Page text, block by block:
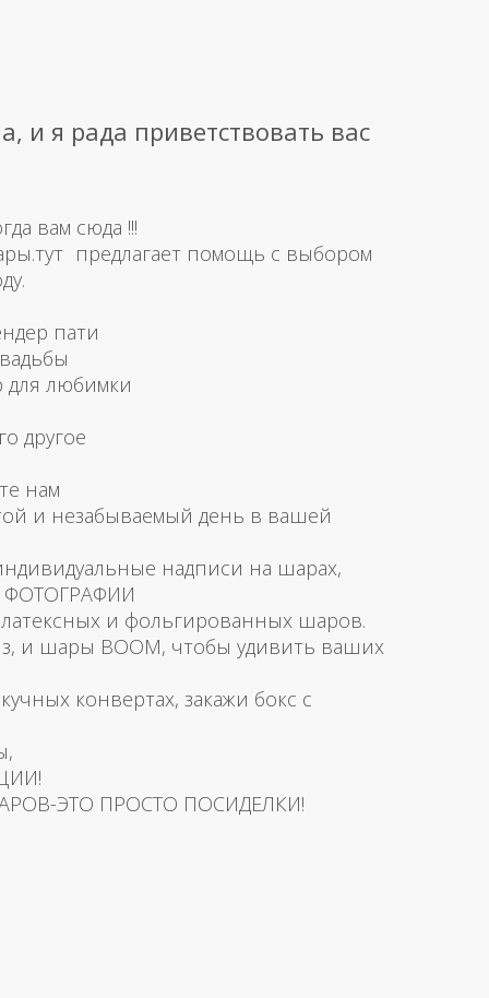
и я рада приветствовать вас
вам сюда !!!
предлагает помощь с выбором
пати
для любимки
другое
нам
и незабываемый день в вашей
надписи на шарах,
ФОТОГРАФИИ
и фольгированных шаров.
и шары BOOM, чтобы удивить ваших
конвертах, закажи бокс с
ЭТО ПРОСТО ПОСИДЕЛКИ!